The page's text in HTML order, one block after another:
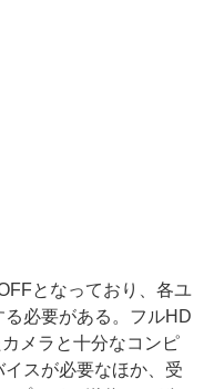
となっており、各ユ
必要がある。フルHD
メラと十分なコンピ
スが必要なほか、受